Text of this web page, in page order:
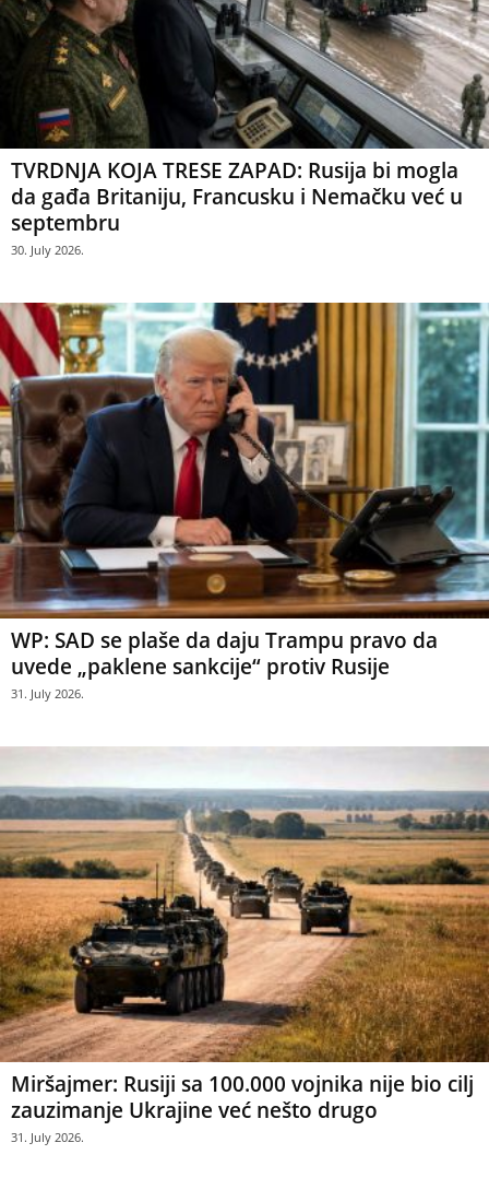
TVRDNJA KOJA TRESE ZAPAD: Rusija bi mogla
da gađa Britaniju, Francusku i Nemačku već u
septembru
30. July 2026.
WP: SAD se plaše da daju Trampu pravo da
uvede „paklene sankcije“ protiv Rusije
31. July 2026.
Miršajmer: Rusiji sa 100.000 vojnika nije bio cilj
zauzimanje Ukrajine već nešto drugo
31. July 2026.